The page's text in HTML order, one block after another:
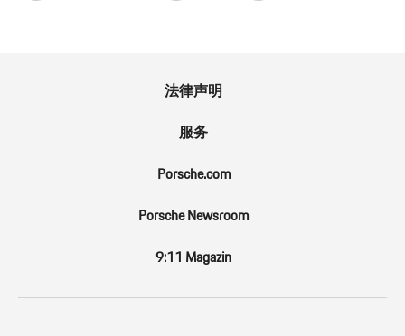
法律声明
服务
Porsche.com
Porsche Newsroom
9:11 Magazin